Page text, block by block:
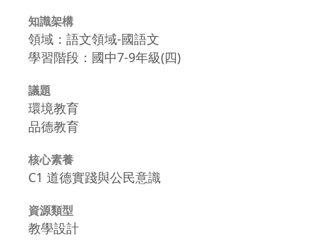
知識架構
領域：語文領域-國語文
學習階段：國中7-9年級(四)
議題
環境教育
品德教育
核心素養
C1 道德實踐與公民意識
資源類型
教學設計